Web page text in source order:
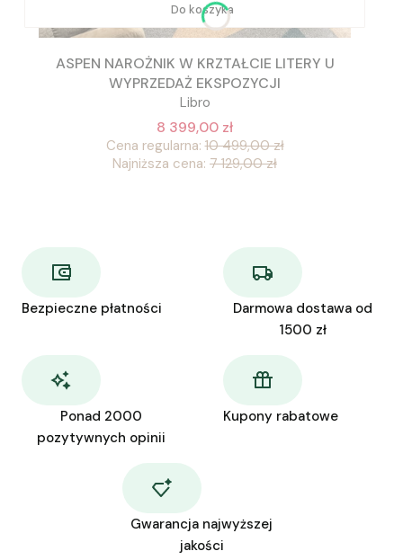
Do koszyka
ASPEN NAROŻNIK W KRZTAŁCIE LITERY U
WYPRZEDAŻ EKSPOZYCJI
Libro
8 399,00 zł
Cena regularna: 10 499,00 zł
Najniższa cena: 7 129,00 zł
Bezpieczne płatności
Darmowa dostawa od
1500 zł
Ponad 2000
pozytywnych opinii
Kupony rabatowe
Gwarancja najwyższej
jakości